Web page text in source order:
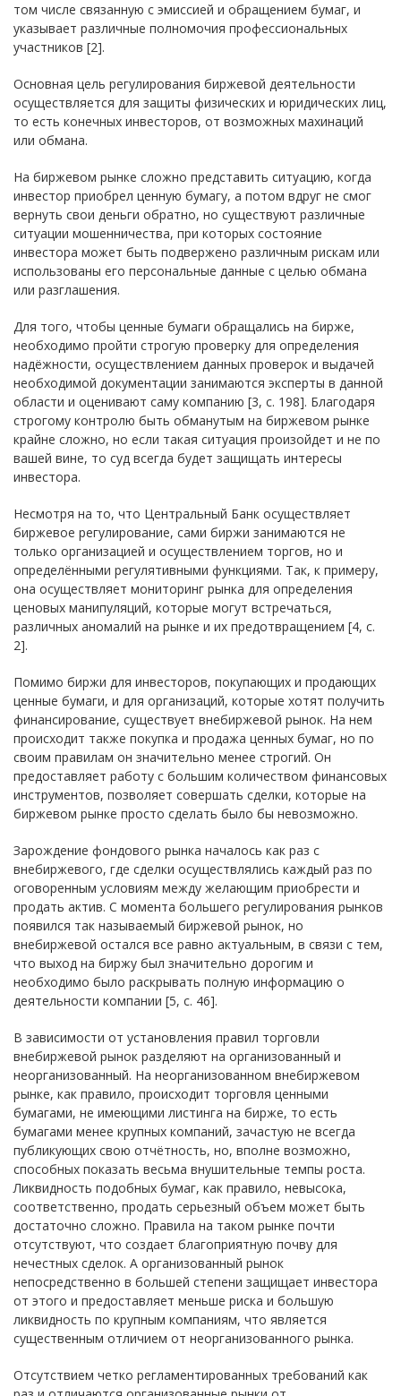
том числе связанную с эмиссией и обращением бумаг, и
указывает различные полномочия профессиональных
участников [2].
Основная цель регулирования биржевой деятельности
осуществляется для защиты физических и юридических лиц,
то есть конечных инвесторов, от возможных махинаций
или обмана.
На биржевом рынке сложно представить ситуацию, когда
инвестор приобрел ценную бумагу, а потом вдруг не смог
вернуть свои деньги обратно, но существуют различные
ситуации мошенничества, при которых состояние
инвестора может быть подвержено различным рискам или
использованы его персональные данные с целью обмана
или разглашения.
Для того, чтобы ценные бумаги обращались на бирже,
необходимо пройти строгую проверку для определения
надёжности, осуществлением данных проверок и выдачей
необходимой документации занимаются эксперты в данной
области и оценивают саму компанию [3, с. 198]. Благодаря
строгому контролю быть обманутым на биржевом рынке
крайне сложно, но если такая ситуация произойдет и не по
вашей вине, то суд всегда будет защищать интересы
инвестора.
Несмотря на то, что Центральный Банк осуществляет
биржевое регулирование, сами биржи занимаются не
только организацией и осуществлением торгов, но и
определёнными регулятивными функциями. Так, к примеру,
она осуществляет мониторинг рынка для определения
ценовых манипуляций, которые могут встречаться,
различных аномалий на рынке и их предотвращением [4, с.
2].
Помимо биржи для инвесторов, покупающих и продающих
ценные бумаги, и для организаций, которые хотят получить
финансирование, существует внебиржевой рынок. На нем
происходит также покупка и продажа ценных бумаг, но по
своим правилам он значительно менее строгий. Он
предоставляет работу с большим количеством финансовых
инструментов, позволяет совершать сделки, которые на
биржевом рынке просто сделать было бы невозможно.
Зарождение фондового рынка началось как раз с
внебиржевого, где сделки осуществлялись каждый раз по
оговоренным условиям между желающим приобрести и
продать актив. С момента большего регулирования рынков
появился так называемый биржевой рынок, но
внебиржевой остался все равно актуальным, в связи с тем,
что выход на биржу был значительно дорогим и
необходимо было раскрывать полную информацию о
деятельности компании [5, с. 46].
В зависимости от установления правил торговли
внебиржевой рынок разделяют на организованный и
неорганизованный. На неорганизованном внебиржевом
рынке, как правило, происходит торговля ценными
бумагами, не имеющими листинга на бирже, то есть
бумагами менее крупных компаний, зачастую не всегда
публикующих свою отчётность, но, вполне возможно,
способных показать весьма внушительные темпы роста.
Ликвидность подобных бумаг, как правило, невысока,
соответственно, продать серьезный объем может быть
достаточно сложно. Правила на таком рынке почти
отсутствуют, что создает благоприятную почву для
нечестных сделок. А организованный рынок
непосредственно в большей степени защищает инвестора
от этого и предоставляет меньше риска и большую
ликвидность по крупным компаниям, что является
существенным отличием от неорганизованного рынка.
Отсутствием четко регламентированных требований как